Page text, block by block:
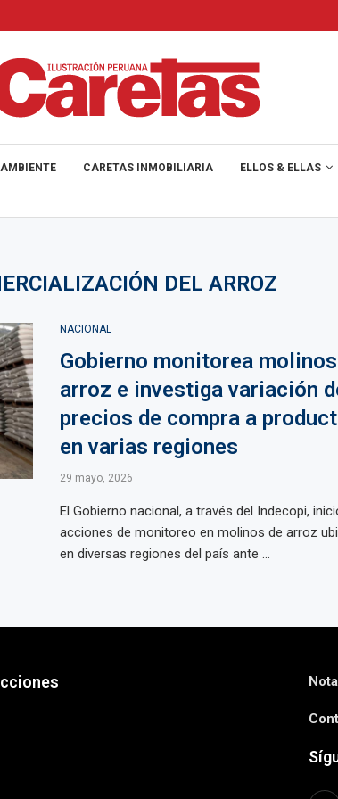
CARETAS INMOBILIARIA ELLOS & ELLAS
DEL ARROZ
NACIONAL
Gobierno monitorea
arroz e investiga variación
precios de compra a
en varias regiones
29 mayo, 2026
El Gobierno nacional, a través del Indecopi,
acciones de monitoreo en molinos de arroz
en diversas regiones del país ante ...